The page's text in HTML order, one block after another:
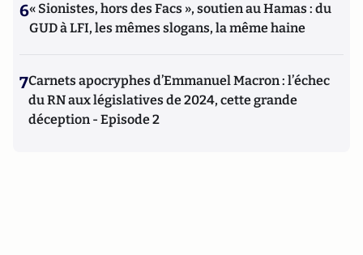
6« Sionistes, hors des Facs », soutien au Hamas : du
GUD à LFI, les mêmes slogans, la même haine
7Carnets apocryphes d’Emmanuel Macron : l’échec
du RN aux législatives de 2024, cette grande
déception - Episode 2